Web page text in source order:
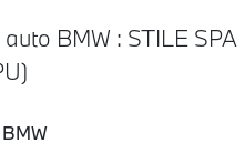
BMW : STILE SPA
BMW